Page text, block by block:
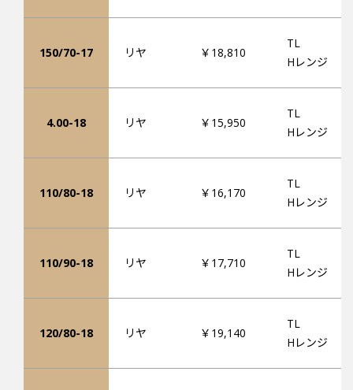
150/70-17 リヤ ￥18,810
TL
Hレンジ
4.00-18 リヤ ￥15,950
TL
Hレンジ
110/80-18 リヤ ￥16,170
TL
Hレンジ
110/90-18 リヤ ￥17,710
TL
Hレンジ
120/80-18 リヤ ￥19,140
TL
Hレンジ